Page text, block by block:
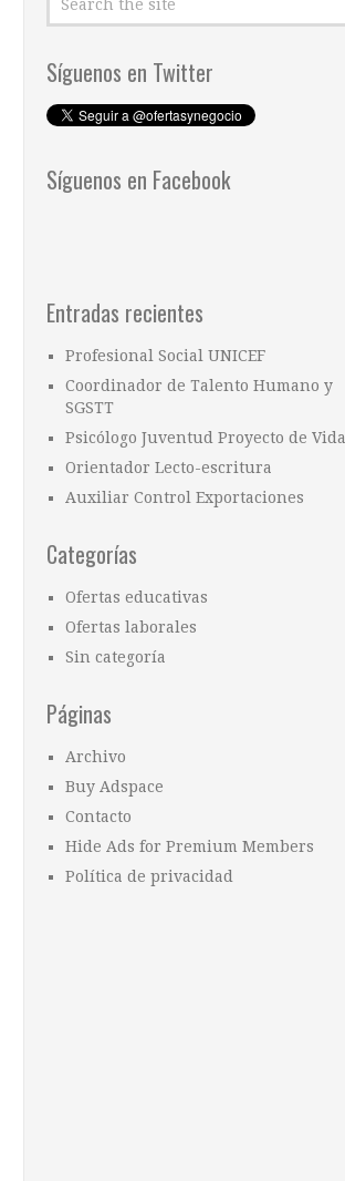
Síguenos en Twitter
Síguenos en Facebook
Entradas recientes
Profesional Social UNICEF
Coordinador de Talento Humano y
SGSTT
Psicólogo Juventud Proyecto de Vida
Orientador Lecto-escritura
Auxiliar Control Exportaciones
Categorías
Ofertas educativas
Ofertas laborales
Sin categoría
Páginas
Archivo
Buy Adspace
Contacto
Hide Ads for Premium Members
Política de privacidad